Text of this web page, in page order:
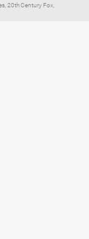
20th Century Fox,